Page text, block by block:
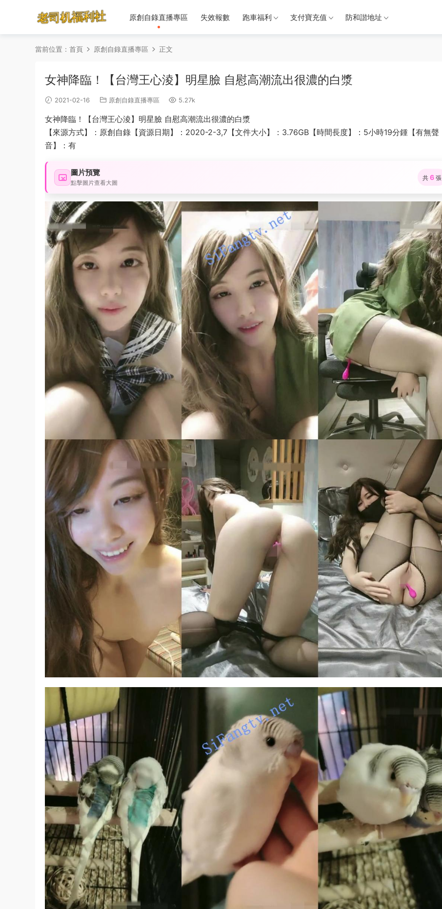
原創自錄直播專區 失效報數 跑車福利 支付寶充值 防和諧地址
當前位置： 首頁 原創自錄直播專區 正文
女神降臨！【台灣王心淩】明星臉 自慰高潮流出很濃的白漿
2021-02-16 原創自錄直播專區 5.27k
女神降臨！【台灣王心淩】明星臉 自慰高潮流出很濃的白漿
【來源方式】：原創自錄【資源日期】：2020-2-3,7【文件大小】：3.76GB【時間長度】：5小時19分鍾【有無聲
音】：有
圖片預覽
點擊圖片查看大圖
共 6 張